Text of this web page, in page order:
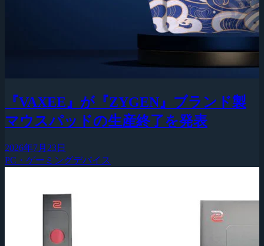
『VAXEE』が『ZYGEN』ブランド製
マウスパッドの生産終了を発表
2026年7月23日
PC・ゲーミングデバイス